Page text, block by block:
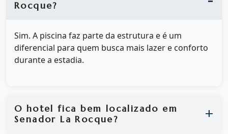
Rocque?
Sim. A piscina faz parte da estrutura e é um
diferencial para quem busca mais lazer e conforto
durante a estadia.
O hotel fica bem localizado em
Senador La Rocque?